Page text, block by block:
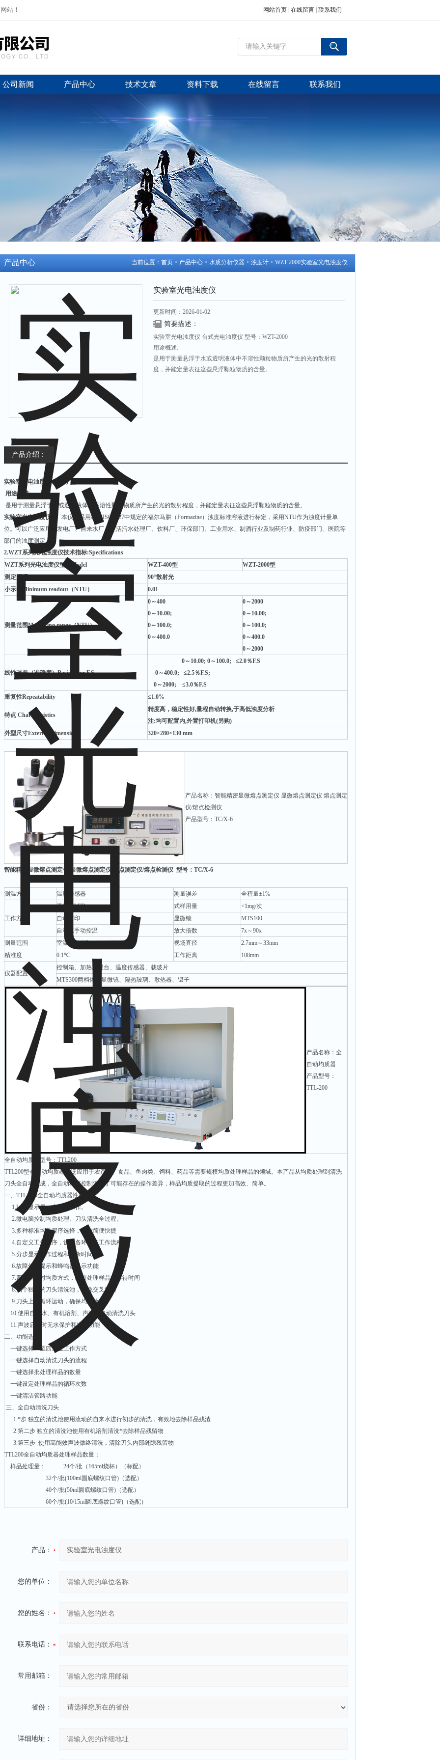
站！ 网站首页 在线留言 联系我们
公司新闻 产品中心 技术文章 资料下载 在线留言 联系我们
当前位置： 首页 > 产品中心 > 水质分析仪器 > 浊度计 > WZT-2000实验室光电浊度仪
产品中心
实验室光电浊度仪
更新时间：2026-01-02
简要描述：
实验室光电浊度仪 台式光电浊度仪 型号：WZT-2000
用途概述:
是用于测量悬浮于水或透明液体中不溶性颗粒物质所产生的光的散射程
度，并能定量表征这些悬浮颗粒物质的含量。
产品介绍：
实验室光电浊度仪
型号：WZT-2000
用途概述:
是用于测量悬浮于水或透明液体中不溶性颗粒物质所产生的光的散射程度，并能定量表征这些悬浮颗粒物质的含量。
实验室光电浊度仪
本仪器采用标准ISO7027中规定的福尔马肼（Formazine）浊度标准溶液进行标定，采用NTU作为浊度计量单
位。可以广泛应用于发电厂、自来水厂、生活污水处理厂、饮料厂、环保部门、工业用水、制酒行业及制药行业、防疫部门、医院等
部门的浊度测定。
2.WZT系列光电浊度仪技术指标:Specifications
WZT系列光电浊度仪型号Model WZT-400型 WZT-2000型
测定原理Minimum Principle
90°散射光
小示值Minimum readout（NTU）
0.01
测量范围Measuring range（NTU）
0～400
0～10.00;
0～100.0;
0～400.0
0～2000
0～10.00;
0～100.0;
0～400.0
0～2000
线性误差（准确度）Basic error F.S
0～10.00; 0～100.0; ≤2.0％F.S
0～400.0; ≤2.5％F.S;
0～2000; ≤3.0％F.S
重复性Repeatability
≤1.0%
特点 Characteristics
精度高，稳定性好,量程自动转换,于高低浊度分析
注:均可配置内,外置打印机(另购)
外型尺寸External dimension
320×280×130 mm
产品名称：智能精密显微熔点测定仪 显微熔点测定仪 熔点测定
仪/熔点检测仪
产品型号：TC/X-6
智能精密显微熔点测定仪/显微熔点测定仪/熔点测定仪/熔点检测仪 型号：TC/X-6
测温方式 温度传感器 测量误差 全程量±1%
工作方式
温度值LED 式样用量
<1mg/次
自动打印
显微镜
MTS100
自动或手动控温
放大倍数
7x～90x
测量范围
室温～320℃ 视场直径
2.7mm～33mm
精准度
0.1℃ 工作距离 108mm
仪器配置
控制箱、加热测温台、温度传感器、载玻片
MTS300两档体视显微镜、隔热玻璃、散热器、镊子
产品名称：全
自动均质器
产品型号：
TTL-200
全自动均质器型号：TTL200
TTL200型全自动均质器广泛应用于农产品、食品、鱼肉类、饲料、药品等需要规模均质处理样品的领域。本产品从均质处理到清洗
刀头全自动完成，全自动程序控制消除了可能存在的操作差异，样品均质提取的过程更加高效、简单。
一、TTL-200全自动均质器性能特点
1.LCD显示屏，全中文操作。
2.微电脑控制均质处理、刀头清洗全过程。
3.多种标准均质程序选择，操作简便快捷
4.自定义工作程序，设定各环节的工作流程
5.分步显示工作过程和剩余时间
6.故障信息提示和蜂鸣器提示功能
7.四通道同时均质方式，缩短处理样品的等待时间
8.四个独立的刀头清洗池，避免交叉污染
9.刀头上下循环运动，确保均质效果
10.使用自来水、有机溶剂、声波全自动清洗刀头
11.声波启动时无水保护和提示功能
二、功能选择
一键选择一至四通道工作方式
一键选择自动清洗刀头的流程
一键选择批处理样品的数量
一键设定处理样品的循环次数
一键清洁管路功能
三、全自动清洗刀头
1.*步 独立的清洗池使用流动的自来水进行初步的清洗，有效地去除样品残渣
2.第二步 独立的清洗池使用有机溶剂清洗*去除样品残留物
3.第三步 使用高能效声波做终清洗，清除刀头内部缝隙残留物
TTL200全自动均质器处理样品数量：
样品处理量： 24个/批（165ml烧杯）（标配）
32个/批(100ml圆底螺纹口管)（选配）
40个/批(50ml圆底螺纹口管)（选配）
60个/批(10/15ml圆底螺纹口管)（选配）
产品：
您的单位：
您的姓名：
联系电话：
常用邮箱：
省份：
详细地址：